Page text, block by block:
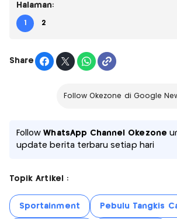
Halaman:
1 2
Share
Follow Okezone di Google
FollowWhatsApp Channel Okezone
update berita terbaru setiap hari
Topik Artikel :
Sportainment Pebulu Tangkis